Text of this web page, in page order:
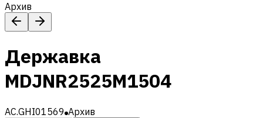
Архив
Державка
MDJNR2525M1504
AC.GHI01569 Архив